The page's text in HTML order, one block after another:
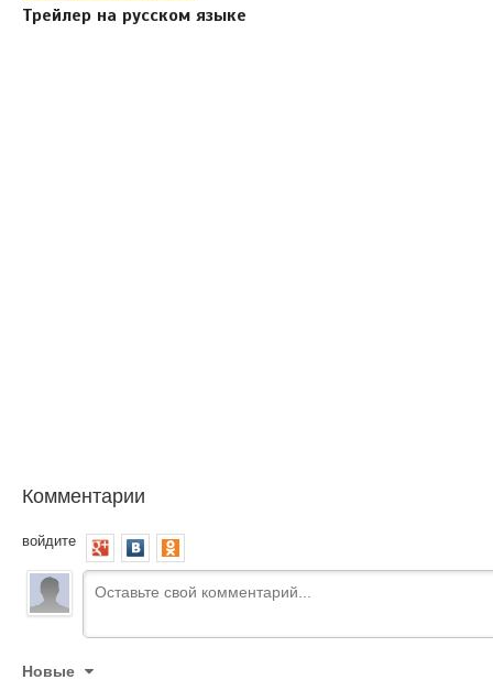
Трейлер на русском языке
Комментарии
войдите
Новые